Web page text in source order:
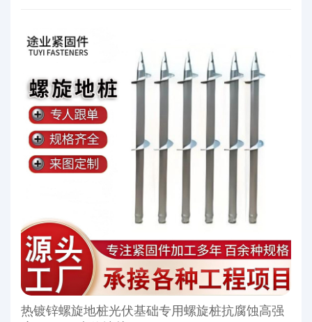
热镀锌螺旋地桩光伏基础专用螺旋桩抗腐蚀高强